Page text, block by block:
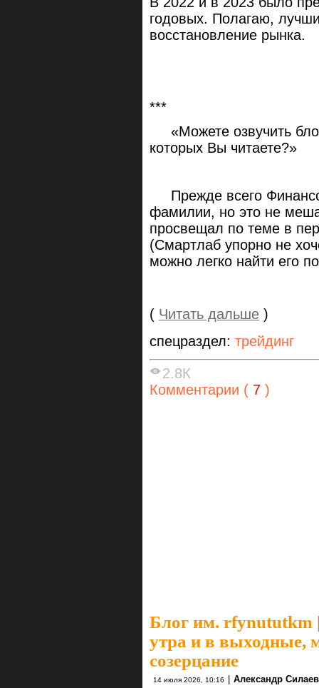
годовых. Полагаю,
восстановление рынка.
***
«Можете озвучить
которых Вы читаете?»
Прежде всего
фамилии, но это не
просвещал по теме в
(Смартлаб упорно не
можно легко найти его
( Читать дальше )
спецраздел: трейдинг
2.8К
Комментарии ( 7 )
Блог им. rfynututkm
утра и в выходные,
созерцание
14 июля 2026, 10:16 | Александр Силаев